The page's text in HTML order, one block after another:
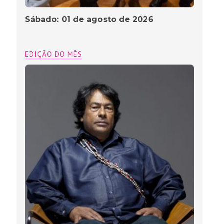
Sábado: 01 de agosto de 2026
EDIÇÃO DO MÊS